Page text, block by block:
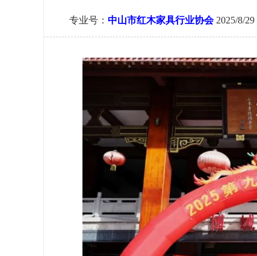
专业号： 中山市红木家具行业协会 2025/8/